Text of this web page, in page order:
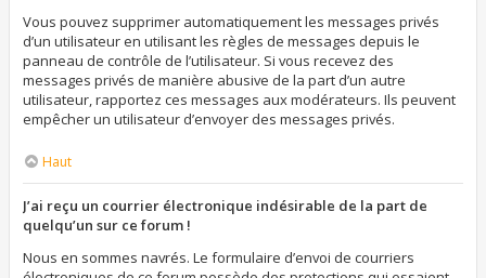
Vous pouvez supprimer automatiquement les messages privés
d’un utilisateur en utilisant les règles de messages depuis le
panneau de contrôle de l’utilisateur. Si vous recevez des
messages privés de manière abusive de la part d’un autre
utilisateur, rapportez ces messages aux modérateurs. Ils peuvent
empêcher un utilisateur d’envoyer des messages privés.
Haut
J’ai reçu un courrier électronique indésirable de la part de
quelqu’un sur ce forum !
Nous en sommes navrés. Le formulaire d’envoi de courriers